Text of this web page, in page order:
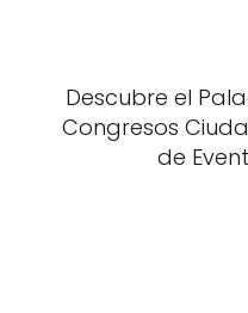
Descubre el
Congresos
de